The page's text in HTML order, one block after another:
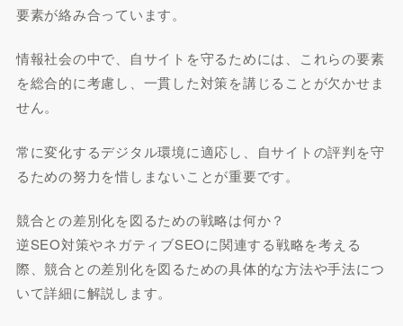
要素が絡み合っています。
情報社会の中で、自サイトを守るためには、これらの要素
を総合的に考慮し、一貫した対策を講じることが欠かせま
せん。
常に変化するデジタル環境に適応し、自サイトの評判を守
るための努力を惜しまないことが重要です。
競合との差別化を図るための戦略は何か？
逆SEO対策やネガティブSEOに関連する戦略を考える
際、競合との差別化を図るための具体的な方法や手法につ
いて詳細に解説します。